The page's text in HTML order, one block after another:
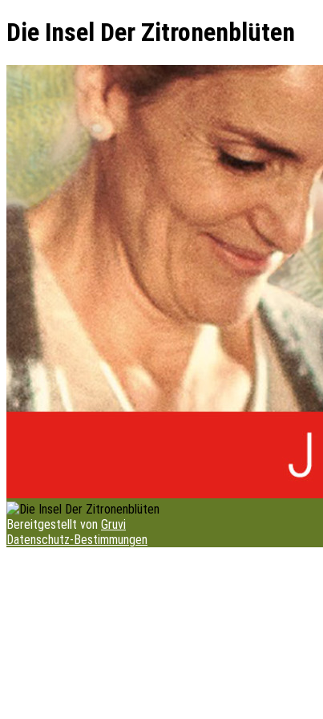
Die Insel Der Zitronenblüten
Bereitgestellt von Gruvi
Datenschutz-Bestimmungen